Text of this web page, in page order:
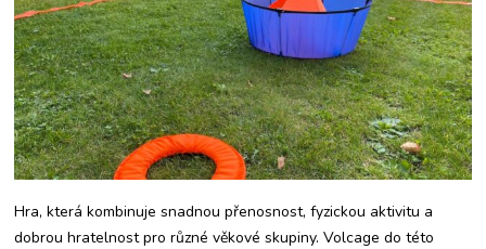
Hra, která kombinuje snadnou přenosnost, fyzickou aktivitu a
dobrou hratelnost pro různé věkové skupiny. Volcage do této